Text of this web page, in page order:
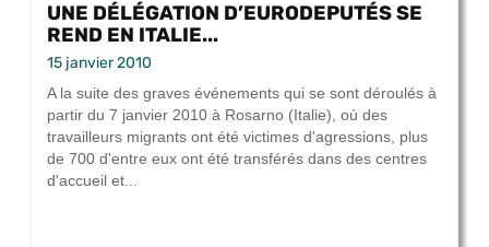
UNE DÉLÉGATION D’EURODEPUTÉS SE
REND EN ITALIE...
15 janvier 2010
A la suite des graves événements qui se sont déroulés à
partir du 7 janvier 2010 à Rosarno (Italie), où des
travailleurs migrants ont été victimes d'agressions, plus
de 700 d'entre eux ont été transférés dans des centres
d'accueil et...